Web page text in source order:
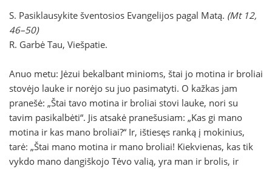
S. Pasiklausykite šventosios Evangelijos pagal Matą. (Mt 12,
46–50)
R. Garbė Tau, Viešpatie.
Anuo metu: Jėzui bekalbant minioms, štai jo motina ir broliai
stovėjo lauke ir norėjo su juo pasimatyti. O kažkas jam
pranešė: „Štai tavo motina ir broliai stovi lauke, nori su
tavim pasikalbėti“. Jis atsakė pranešusiam: „Kas gi mano
motina ir kas mano broliai?“ Ir, ištiesęs ranką į mokinius,
tarė: „Štai mano motina ir mano broliai! Kiekvienas, kas tik
vykdo mano dangiškojo Tėvo valią, yra man ir brolis, ir